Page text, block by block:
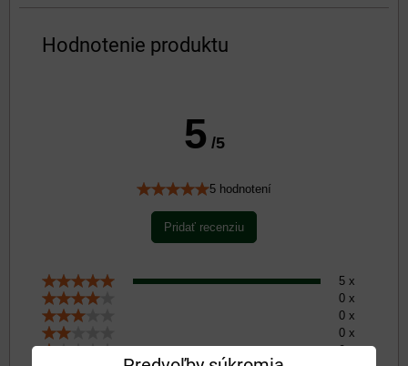
Hodnotenie produktu
5 /5
5 hodnotení
Pridať recenziu
5 x
0 x
0 x
0 x
0 x